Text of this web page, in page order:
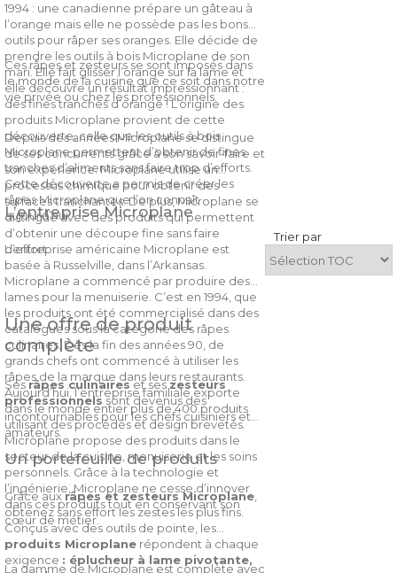
1994 : une canadienne prépare un gâteau à
l’orange mais elle ne possède pas les bons
outils pour râper ses oranges. Elle décide de
prendre les outils à bois Microplane de son
mari. Elle fait glisser l’orange sur la lame et
elle découvre un résultat impressionnant :
des fines tranches d’orange ! L’origine des
produits Microplane provient de cette
découverte, celle que les outils à bois
Microplane permettent d’obtenir de fines
tranches d’aliments sans faire trop d’efforts.
Cette découverte a permis de créer les
râpes Microplane que l’on connaît
aujourd’hui.
Ces râpes et zesteurs se sont imposés dans
le monde de la cuisine que ce soit dans notre
vie privée ou chez les professionnels.
Depuis des années Microplane se distingue
de ses concurrents grâce à son savoir-faire et
son expérience. Microplane utilise un
processus chimique pour obtenir des
surfaces tranchantes. De plus, Microplane se
distingue avec des produits qui permettent
d’obtenir une découpe fine sans faire
d’effort.
L’entreprise Microplane
L’entreprise américaine Microplane est
basée à Russelville, dans l’Arkansas.
Microplane a commencé par produire des
lames pour la menuiserie. C’est en 1994, que
les produits ont été commercialisé dans des
catalogues sous la catégorie des râpes
culinaires. Dès la fin des années 90, de
grands chefs ont commencé à utiliser les
râpes de la marque dans leurs restaurants.
Aujourd’hui, l’entreprise familiale exporte
dans le monde entier plus de 400 produits
utilisant des procédés et design brevetés.
Microplane propose des produits dans le
secteur de la cuisine, menuiserie et les soins
personnels. Grâce à la technologie et
l’ingénierie, Microplane ne cesse d’innover
dans ces produits tout en conservant son
cœur de métier.
Une offre de produit
complète
Sesrâpes culinaireset seszesteurs
professionnelssont devenus des
incontournables pour les chefs cuisiniers et
amateurs.
Un portefeuille de produits
Grâce auxrâpes et zesteurs Microplane
obtenez sans effort les zestes les plus fins.
Conçus avec des outils de pointe, les
produits Microplane répondent à chaque
exigence : éplucheur à lame pivotante,
La gamme de Microplane est complète avec
Trier par